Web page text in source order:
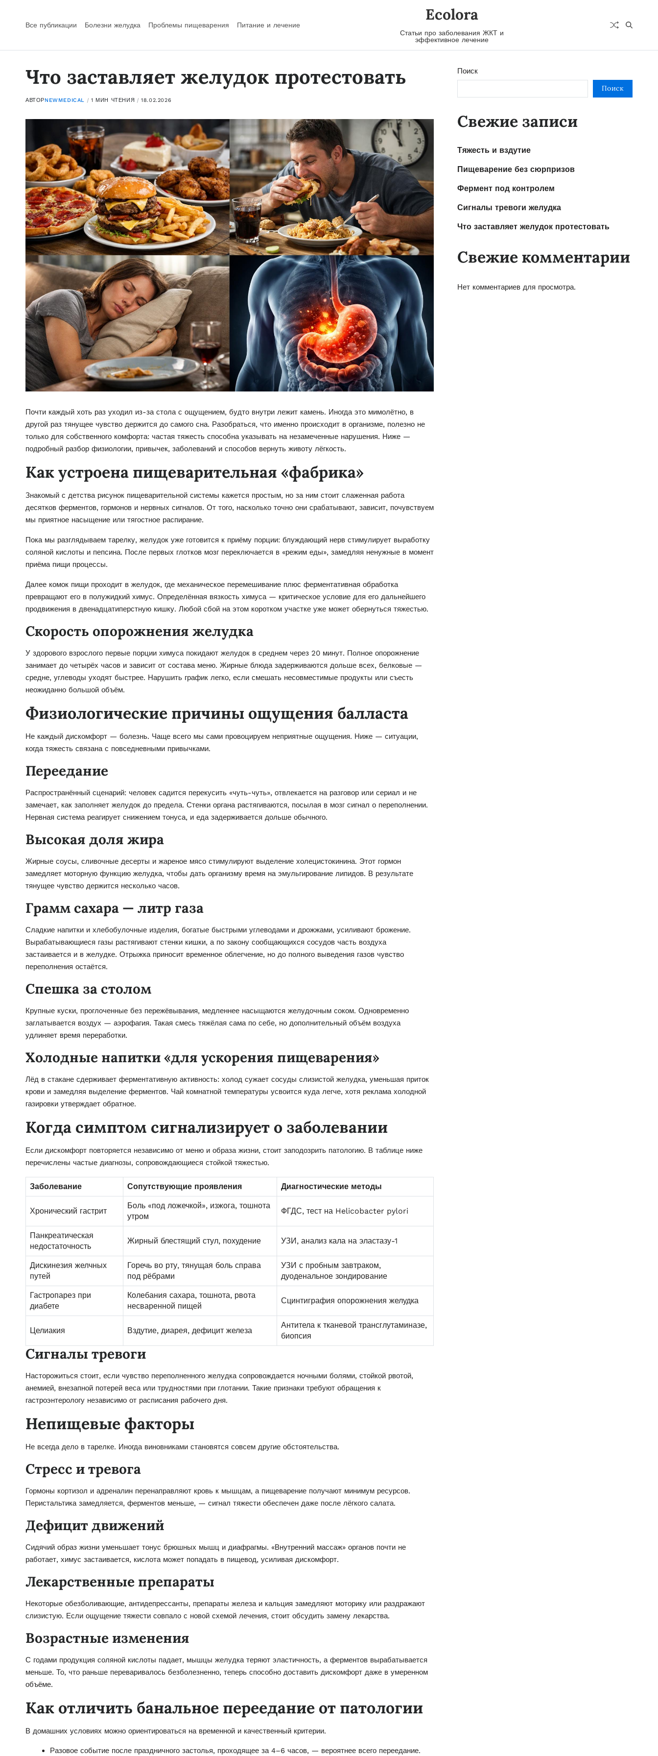
Все публикации Болезни желудка Проблемы пищеварения Питание и лечение
Ecolora
Статьи про заболевания ЖКТ и
эффективное лечение
Что заставляет желудок протестовать
АВТОРNEWMEDICAL 1 МИН ЧТЕНИЯ 18.02.2026
Почти каждый хоть раз уходил из-за стола с ощущением, будто внутри лежит камень. Иногда это мимолётно, в
другой раз тянущее чувство держится до самого сна. Разобраться, что именно происходит в организме, полезно не
только для собственного комфорта: частая тяжесть способна указывать на незамеченные нарушения. Ниже —
подробный разбор физиологии, привычек, заболеваний и способов вернуть животу лёгкость.
Как устроена пищеварительная «фабрика»
Знакомый с детства рисунок пищеварительной системы кажется простым, но за ним стоит слаженная работа
десятков ферментов, гормонов и нервных сигналов. От того, насколько точно они срабатывают, зависит, почувствуем
мы приятное насыщение или тягостное распирание.
Пока мы разглядываем тарелку, желудок уже готовится к приёму порции: блуждающий нерв стимулирует выработку
соляной кислоты и пепсина. После первых глотков мозг переключается в «режим еды», замедляя ненужные в момент
приёма пищи процессы.
Далее комок пищи проходит в желудок, где механическое перемешивание плюс ферментативная обработка
превращают его в полужидкий химус. Определённая вязкость химуса — критическое условие для его дальнейшего
продвижения в двенадцатиперстную кишку. Любой сбой на этом коротком участке уже может обернуться тяжестью.
Скорость опорожнения желудка
У здорового взрослого первые порции химуса покидают желудок в среднем через 20 минут. Полное опорожнение
занимает до четырёх часов и зависит от состава меню. Жирные блюда задерживаются дольше всех, белковые —
средне, углеводы уходят быстрее. Нарушить график легко, если смешать несовместимые продукты или съесть
неожиданно большой объём.
Физиологические причины ощущения балласта
Не каждый дискомфорт — болезнь. Чаще всего мы сами провоцируем неприятные ощущения. Ниже — ситуации,
когда тяжесть связана с повседневными привычками.
Переедание
Распространённый сценарий: человек садится перекусить «чуть-чуть», отвлекается на разговор или сериал и не
замечает, как заполняет желудок до предела. Стенки органа растягиваются, посылая в мозг сигнал о переполнении.
Нервная система реагирует снижением тонуса, и еда задерживается дольше обычного.
Высокая доля жира
Жирные соусы, сливочные десерты и жареное мясо стимулируют выделение холецистокинина. Этот гормон
замедляет моторную функцию желудка, чтобы дать организму время на эмульгирование липидов. В результате
тянущее чувство держится несколько часов.
Грамм сахара — литр газа
Сладкие напитки и хлебобулочные изделия, богатые быстрыми углеводами и дрожжами, усиливают брожение.
Вырабатывающиеся газы растягивают стенки кишки, а по закону сообщающихся сосудов часть воздуха
застаивается и в желудке. Отрыжка приносит временное облегчение, но до полного выведения газов чувство
переполнения остаётся.
Спешка за столом
Крупные куски, проглоченные без пережёвывания, медленнее насыщаются желудочным соком. Одновременно
заглатывается воздух — аэрофагия. Такая смесь тяжёлая сама по себе, но дополнительный объём воздуха
удлиняет время переработки.
Холодные напитки «для ускорения пищеварения»
Лёд в стакане сдерживает ферментативную активность: холод сужает сосуды слизистой желудка, уменьшая приток
крови и замедляя выделение ферментов. Чай комнатной температуры усвоится куда легче, хотя реклама холодной
газировки утверждает обратное.
Когда симптом сигнализирует о заболевании
Если дискомфорт повторяется независимо от меню и образа жизни, стоит заподозрить патологию. В таблице ниже
перечислены частые диагнозы, сопровождающиеся стойкой тяжестью.
Заболевание Сопутствующие проявления Диагностические методы
Хронический гастрит
Боль «под ложечкой», изжога, тошнота
утром
ФГДС, тест на Helicobacter pylori
Панкреатическая
недостаточность
Жирный блестящий стул, похудение УЗИ, анализ кала на эластазу-1
Дискинезия желчных
путей
Горечь во рту, тянущая боль справа
под рёбрами
УЗИ с пробным завтраком,
дуоденальное зондирование
Гастропарез при
диабете
Колебания сахара, тошнота, рвота
несваренной пищей
Сцинтиграфия опорожнения желудка
Целиакия Вздутие, диарея, дефицит железа
Антитела к тканевой трансглутаминазе,
биопсия
Сигналы тревоги
Насторожиться стоит, если чувство переполненного желудка сопровождается ночными болями, стойкой рвотой,
анемией, внезапной потерей веса или трудностями при глотании. Такие признаки требуют обращения к
гастроэнтерологу независимо от расписания рабочего дня.
Непищевые факторы
Не всегда дело в тарелке. Иногда виновниками становятся совсем другие обстоятельства.
Стресс и тревога
Гормоны кортизол и адреналин перенаправляют кровь к мышцам, а пищеварение получают минимум ресурсов.
Перистальтика замедляется, ферментов меньше, — сигнал тяжести обеспечен даже после лёгкого салата.
Дефицит движений
Сидячий образ жизни уменьшает тонус брюшных мышц и диафрагмы. «Внутренний массаж» органов почти не
работает, химус застаивается, кислота может попадать в пищевод, усиливая дискомфорт.
Лекарственные препараты
Некоторые обезболивающие, антидепрессанты, препараты железа и кальция замедляют моторику или раздражают
слизистую. Если ощущение тяжести совпало с новой схемой лечения, стоит обсудить замену лекарства.
Возрастные изменения
С годами продукция соляной кислоты падает, мышцы желудка теряют эластичность, а ферментов вырабатывается
меньше. То, что раньше переваривалось безболезненно, теперь способно доставить дискомфорт даже в умеренном
объёме.
Как отличить банальное переедание от патологии
В домашних условиях можно ориентироваться на временной и качественный критерии.
Разовое событие после праздничного застолья, проходящее за 4–6 часов, — вероятнее всего переедание.
Поиск
Поиск
Свежие записи
Тяжесть и вздутие
Пищеварение без сюрпризов
Фермент под контролем
Сигналы тревоги желудка
Что заставляет желудок протестовать
Свежие комментарии
Нет комментариев для просмотра.